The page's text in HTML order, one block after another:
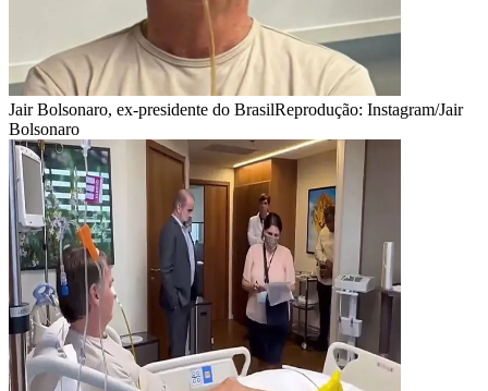
Jair Bolsonaro, ex-presidente do BrasilReprodução: Instagram/Jair
Bolsonaro